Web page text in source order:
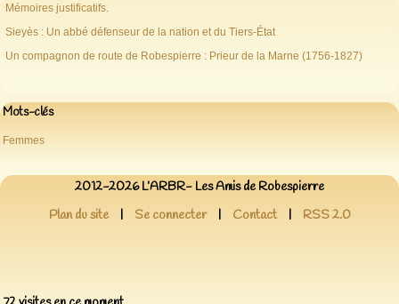
Mémoires justificatifs.
Sieyès : Un abbé défenseur de la nation et du Tiers-État
Un compagnon de route de Robespierre : Prieur de la Marne (1756-1827)
Mots-clés
Femmes
2012-2026 L’ARBR- Les Amis de Robespierre
Plan du site
| Se connecter | Contact | RSS 2.0